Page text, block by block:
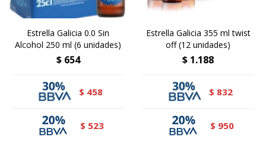
Estrella Galicia 0.0 Sin
Alcohol 250 ml (6 unidades)
$ 654
$ 458
$ 523
Estrella Galicia 355 ml twist
off (12 unidades)
$ 1.188
$ 832
$ 950